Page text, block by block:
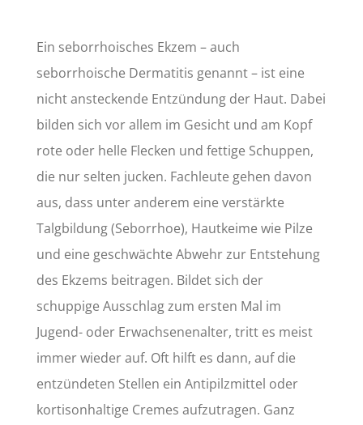
Ein seborrhoisches Ekzem – auch
seborrhoische Dermatitis genannt – ist eine
nicht ansteckende Entzündung der Haut. Dabei
bilden sich vor allem im Gesicht und am Kopf
rote oder helle Flecken und fettige Schuppen,
die nur selten jucken. Fachleute gehen davon
aus, dass unter anderem eine verstärkte
Talgbildung (Seborrhoe), Hautkeime wie Pilze
und eine geschwächte Abwehr zur Entstehung
des Ekzems beitragen. Bildet sich der
schuppige Ausschlag zum ersten Mal im
Jugend- oder Erwachsenenalter, tritt es meist
immer wieder auf. Oft hilft es dann, auf die
entzündeten Stellen ein Antipilzmittel oder
kortisonhaltige Cremes aufzutragen. Ganz